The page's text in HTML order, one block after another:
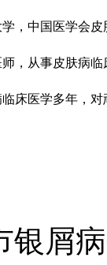
，中国医学会皮
，从事皮肤病
床医学多年，对
银屑